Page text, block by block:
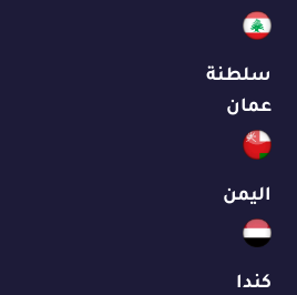
سلطنة
عمان
اليمن
كندا